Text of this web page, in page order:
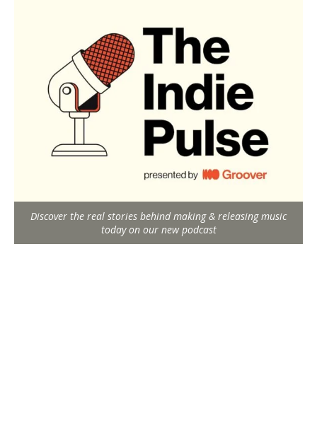
Discover the real stories behind making & releasing music
today on our new podcast